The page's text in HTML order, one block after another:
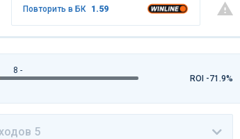
Повторить в БК 1.59
8 -
ROI -71.9%
5